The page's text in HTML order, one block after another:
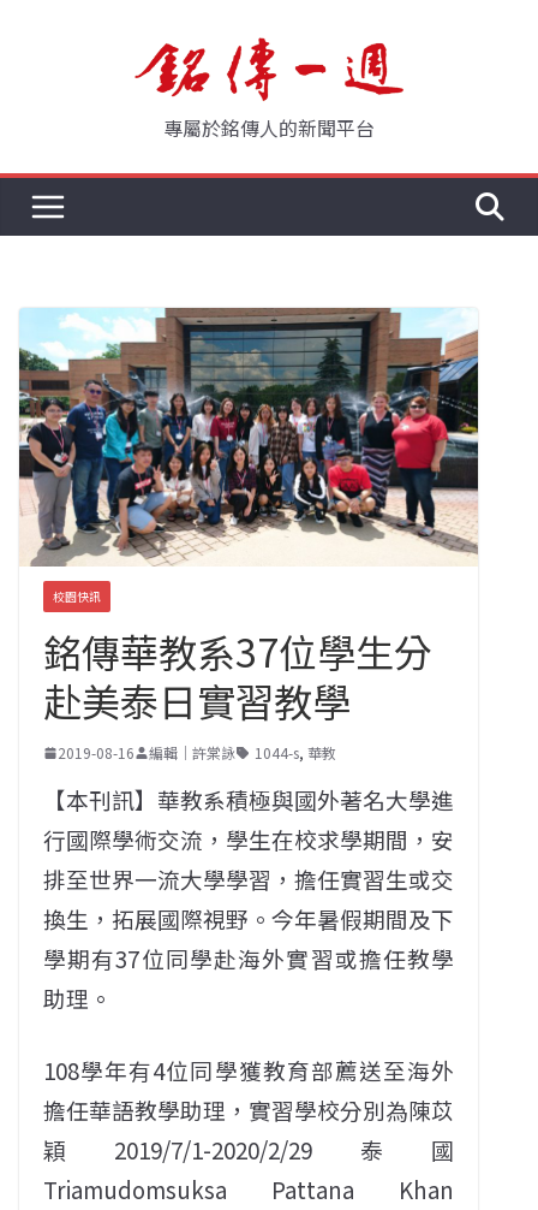
專屬於銘傳人的新聞平台
校園快訊
銘傳華教系37位學生分
赴美泰日實習教學
2019-08-16 編輯｜許棠詠 1044-s, 華教
【本刊訊】華教系積極與國外著名大學進
行國際學術交流，學生在校求學期間，安
排至世界一流大學學習，擔任實習生或交
換生，拓展國際視野。今年暑假期間及下
學期有37位同學赴海外實習或擔任教學
助理。
108學年有4位同學獲教育部薦送至海外
擔任華語教學助理，實習學校分別為陳苡
穎2019/7/1-2020/2/29泰國
Triamudomsuksa Pattana Khan